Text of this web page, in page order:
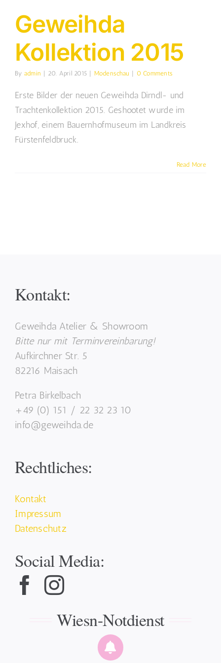
Geweihda
Kollektion 2015
By admin 20. April 2015 Modenschau 0 Comments
Erste Bilder der neuen Geweihda Dirndl- und
Trachtenkollektion 2015. Geshootet wurde im
Jexhof, einem Bauernhofmuseum im Landkreis
Fürstenfeldbruck.
Read More
Kontakt:
Geweihda Atelier & Showroom
Bitte nur mit Terminvereinbarung!
Aufkirchner Str. 5
82216 Maisach
Petra Birkelbach
+49 (0) 151 / 22 32 23 10
info@geweihda.de
Rechtliches:
Kontakt
Impressum
Datenschutz
Social Media:
Wiesn-Notdienst